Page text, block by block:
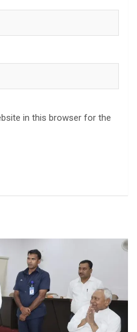
in this browser for the